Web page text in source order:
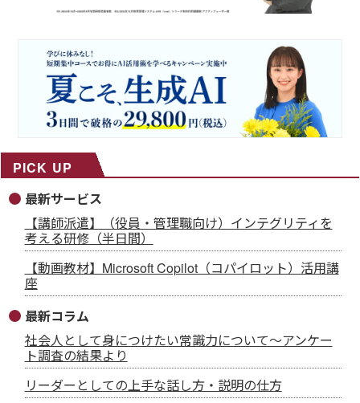
PICK UP
最新サービス
【講師派遣】（役員・管理職向け）インテグリティを
考える研修（半日間）
【動画教材】Microsoft Copilot（コパイロット）活用講
座
最新コラム
社会人として身につけたい常識力について～アンケー
ト調査の結果より
リーダーとしての上手な話し方・説明の仕方